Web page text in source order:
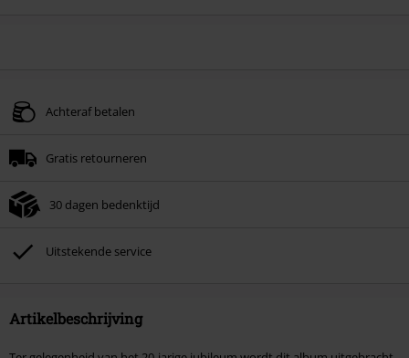
Achteraf betalen
Gratis retourneren
30 dagen bedenktijd
Uitstekende service
Artikelbeschrijving